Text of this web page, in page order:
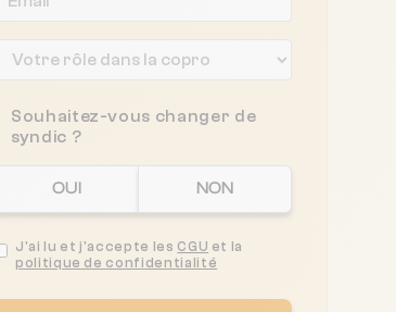
Souhaitez-vous changer de
syndic ?
OUI NON
J'ai lu et j'accepte les CGU et la
politique de confidentialité